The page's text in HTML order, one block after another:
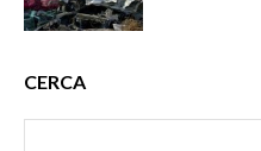
CERCA